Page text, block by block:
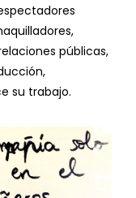
públicas,
su trabajo.